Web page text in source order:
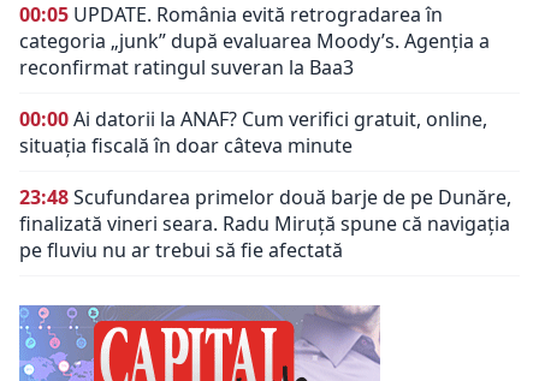
00:05 UPDATE. România evită retrogradarea în
categoria „junk” după evaluarea Moody’s. Agenția a
reconfirmat ratingul suveran la Baa3
00:00Ai datorii la ANAF? Cum verifici gratuit, online,
situația fiscală în doar câteva minute
23:48Scufundarea primelor două barje de pe Dunăre,
finalizată vineri seara. Radu Miruță spune că navigația
pe fluviu nu ar trebui să fie afectată